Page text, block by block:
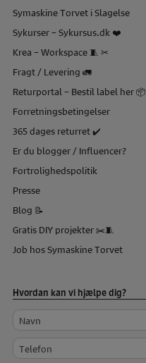
Symaskine Torvet i Slagelse
Sykurser – Sykursus.dk ❤️
Krea – Workspace 🧵 ✂
Fragt / Levering 🚛
Returportal – Bestil label her 📦
Forretningsbetingelser
365 dages returret ✔️
Er du blogger / Influencer?
Fortrolighedspolitik
Presse
Blog 📝
Gratis DIY projekter ✂️🧵
Job hos Symaskine Torvet
Hvordan kan vi hjælpe dig?
Navn
Telefon